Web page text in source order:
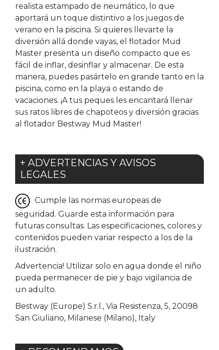
realista estampado de neumático, lo que
aportará un toque distintivo a los juegos de
verano en la piscina. Si quieres llevarte la
diversión allá donde vayas, el flotador Mud
Master presenta un diseño compacto que es
fácil de inflar, desinflar y almacenar. De esta
manera, puedes pasártelo en grande tanto en la
piscina, como en la playa o estando de
vacaciones. ¡A tus peques les encantará llenar
sus ratos libres de chapoteos y diversión gracias
al flotador Bestway Mud Master!
+ ADVERTENCIAS Y AVISOS
LEGALES
Cumple las normas europeas de
seguridad. Guarde esta información para
futuras consultas. Las especificaciones, colores y
contenidos pueden variar respecto a los de la
ilustración.
Advertencia! Utilizar solo en agua donde el niño
pueda permanecer de pie y bajo vigilancia de
un adulto.
Bestway (Europe) S.r.l., Via Resistenza, 5, 20098
San Giuliano, Milanese (Milano), Italy